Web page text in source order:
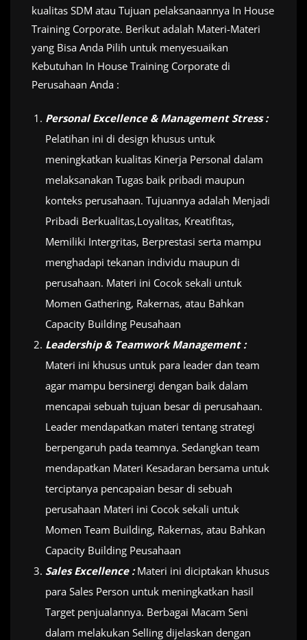
kualitas SDM atau Tujuan pelaksanaannya In House
Training Corporate. Berikut adalah Materi-Materi
yang Bisa Anda Pilih untuk menyesuaikan
Kebutuhan In House Training Corporate di
Perusahaan Anda :
Personal Excellence & Management Stress :
Pelatihan ini di design khusus untuk
meningkatkan kualitas Kinerja Personal dalam
melaksanakan Tugas baik pribadi maupun
konteks perusahaan. Tujuannya adalah Menjadi
Pribadi Berkualitas,Loyalitas, Kreatifitas,
Memiliki Intergritas, Berprestasi serta mampu
menghadapi tekanan individu maupun di
perusahaan. Materi ini Cocok sekali untuk
Momen Gathering, Rakernas, atau Bahkan
Capacity Building Peusahaan
Leadership & Teamwork Management :
Materi ini khusus untuk para leader dan team
agar mampu bersinergi dengan baik dalam
mencapai sebuah tujuan besar di perusahaan.
Leader mendapatkan materi tentang strategi
berpengaruh pada teamnya. Sedangkan team
mendapatkan Materi Kesadaran bersama untuk
terciptanya pencapaian besar di sebuah
perusahaan Materi ini Cocok sekali untuk
Momen Team Building, Rakernas, atau Bahkan
Capacity Building Peusahaan
Sales Excellence :Materi ini diciptakan khusus
para Sales Person untuk meningkatkan hasil
Target penjualannya. Berbagai Macam Seni
dalam melakukan Selling dijelaskan dengan